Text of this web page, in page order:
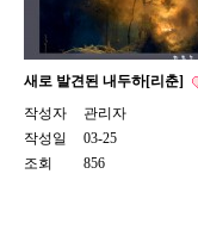
새로 발견된 내두하[리춘]
작성자
관리자
작성일
03-25
조회
856